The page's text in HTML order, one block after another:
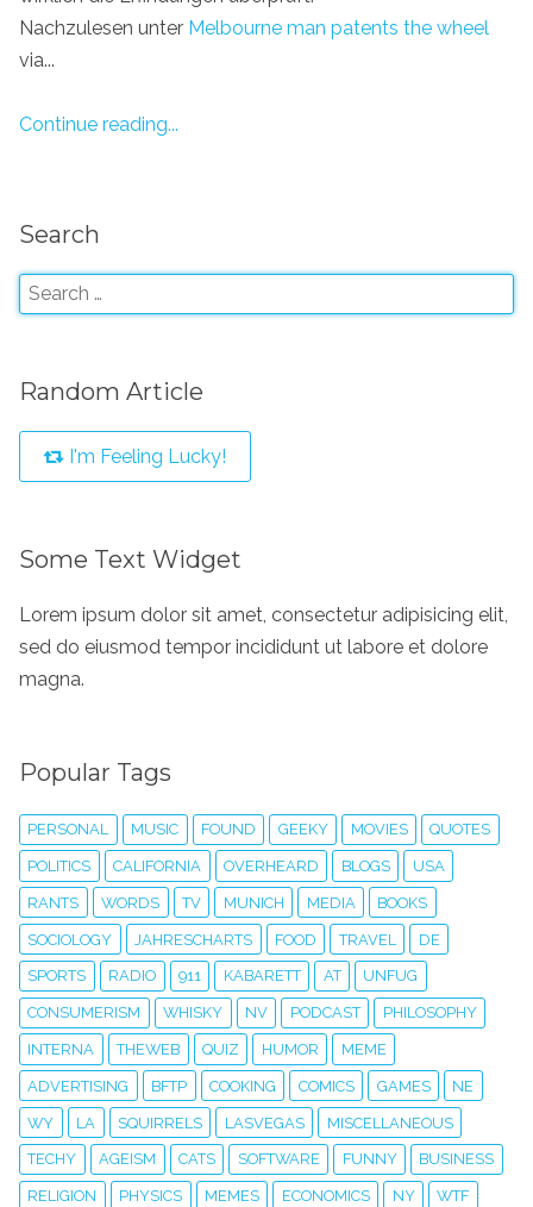
Nachzulesen unter Melbourne man patents the wheel
via...
Continue reading...
Search
Random Article
I'm Feeling Lucky!
Some Text Widget
Lorem ipsum dolor sit amet, consectetur adipisicing elit,
sed do eiusmod tempor incididunt ut labore et dolore
magna.
Popular Tags
PERSONAL MUSIC FOUND GEEKY MOVIES QUOTES
POLITICS CALIFORNIA OVERHEARD BLOGS USA
RANTS WORDS TV MUNICH MEDIA BOOKS
SOCIOLOGY JAHRESCHARTS FOOD TRAVEL DE
SPORTS RADIO 911 KABARETT AT UNFUG
CONSUMERISM WHISKY NV PODCAST PHILOSOPHY
INTERNA THEWEB QUIZ HUMOR MEME
ADVERTISING BFTP COOKING COMICS GAMES NE
WY LA SQUIRRELS LASVEGAS MISCELLANEOUS
TECHY AGEISM CATS SOFTWARE FUNNY BUSINESS
RELIGION PHYSICS MEMES ECONOMICS NY WTF